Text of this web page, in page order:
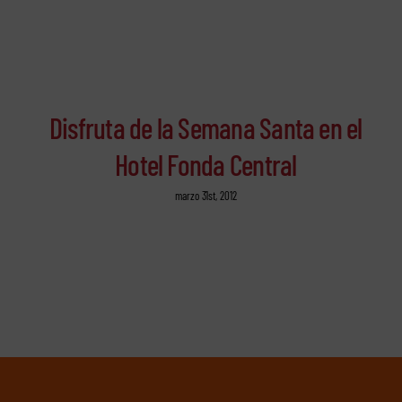
Disfruta de la Semana Santa en el
Hotel Fonda Central
marzo 31st, 2012